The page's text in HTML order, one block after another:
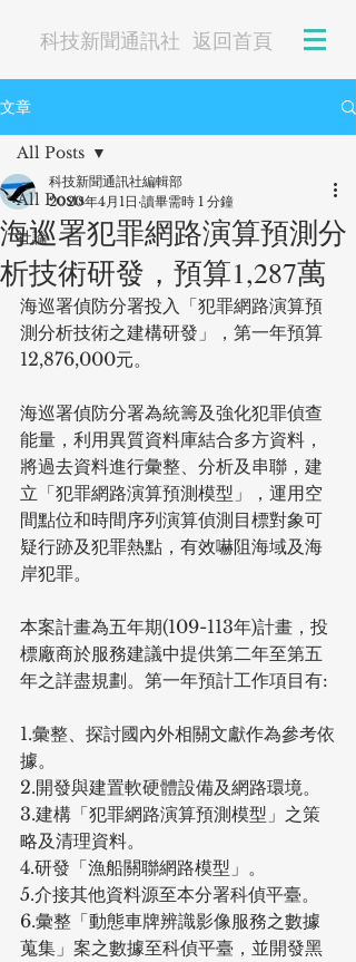
科技新聞通訊社 返回首頁
文章
All Posts
社論
All Posts
海巡署犯罪網路演算預測分
析技術研發，預算1,287萬
科技新聞通訊社編輯部
2020年4月1日 讀畢需時 1 分鐘
海巡署偵防分署投入「犯罪網路演算預
測分析技術之建構研發」，第一年預算
12,876,000元。
海巡署偵防分署為統籌及強化犯罪偵查
能量，利用異質資料庫結合多方資料，
將過去資料進行彙整、分析及串聯，建
立「犯罪網路演算預測模型」，運用空
間點位和時間序列演算偵測目標對象可
疑行跡及犯罪熱點，有效嚇阻海域及海
岸犯罪。
本案計畫為五年期(109-113年)計畫，投
標廠商於服務建議中提供第二年至第五
年之詳盡規劃。第一年預計工作項目有:
1.彙整、探討國內外相關文獻作為參考依
據。
2.開發與建置軟硬體設備及網路環境。
3.建構「犯罪網路演算預測模型」之策
略及清理資料。
4.研發「漁船關聯網路模型」。
5.介接其他資料源至本分署科偵平臺。
6.彙整「動態車牌辨識影像服務之數據
蒐集」案之數據至科偵平臺，並開發黑